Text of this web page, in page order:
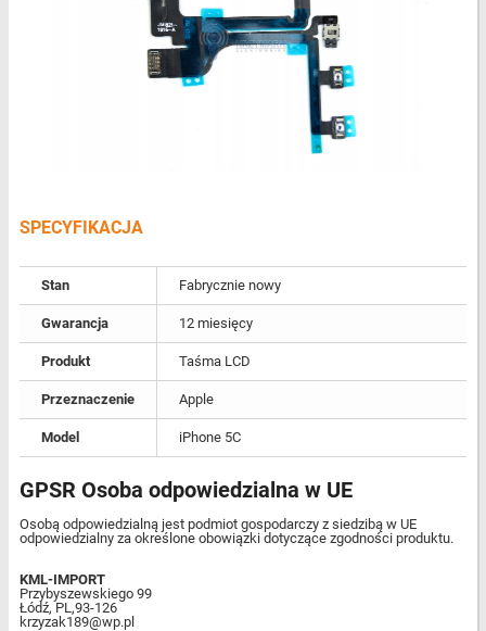
SPECYFIKACJA
Stan Fabrycznie nowy
Gwarancja 12 miesięcy
Produkt Taśma LCD
Przeznaczenie Apple
Model iPhone 5C
GPSR Osoba odpowiedzialna w UE
Osobą odpowiedzialną jest podmiot gospodarczy z siedzibą w UE
odpowiedzialny za określone obowiązki dotyczące zgodności produktu.
KML-IMPORT
Przybyszewskiego 99
Łódź, PL,93-126
krzyzak189@wp.pl